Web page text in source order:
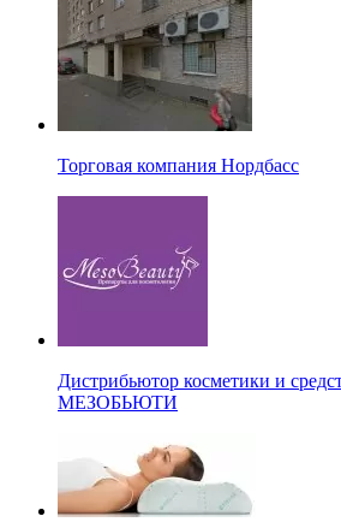
Торговая компания Нордбасс
Дистрибьютор косметики и
МЕЗОБЬЮТИ